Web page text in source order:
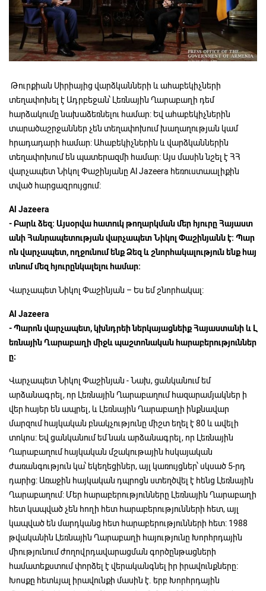
Թուրքիան Սիրիայից վարձկանների և ահաբեկիչների
տեղափոխել է Ադրբեջան՝ Լեռնային Ղարաբաղի դեմ
հարձակումը նախաձեռնելու համար: Եվ ահաբեկիչներին
տարածաշրջաններ չեն տեղափոխում խաղաղության կամ
հրադադարի համար: Ահաբեկիչներին և վարձկաններին
տեղափոխում են պատերազմի համար: Այս մասին նշել է ՀՀ
վարչապետ Նիկոլ Փաշինյանը Al Jazeera հեռուստաալիքին
տված հարցազրույցում:
Al Jazeera
-Բարևձեզ: Այսօրվա հատուկթողարկմանմեր հյուրըՀայաստ
անիՀանրապետությանվարչապետՆիկոլ Փաշինյանն է: Պար
ոնվարչապետ,ողջունումենքՁեզև շնորհակալությունենք հայ
տնումմեզ հյուրընկալելու համար:
Վարչապետ Նիկոլ Փաշինյան – Ես եմ շնորհակալ:
Al Jazeera
-Պարոնվարչապետ,կխնդրեիներկայացնեիքՀայաստանիև Լ
եռնայինՂարաբաղիմիջևպաշտոնական հարաբերություններ
ը։
Վարչապետ Նիկոլ Փաշինյան - Նախ, ցանկանում եմ
արձանագրել, որ Լեռնային Ղարաբաղում հազարամյակներ ի
վեր հայեր են ապրել, և Լեռնային Ղարաբաղի ինքնավար
մարզում հայկական բնակչությունը միշտ եղել է 80 և ավելի
տոկոս: Եվ ցանկանում եմ նաև արձանագրել, որ Լեռնային
Ղարաբաղում հայկական մշակութային հսկայական
ժառանգություն կա՝ եկեղեցիներ, այլ կառույցներ՝ սկսած 5-րդ
դարից: Առաջին հայկական դպրոցն ստեղծվել է հենց Լեռնային
Ղարաբաղում: Մեր հարաբերությունները Լեռնային Ղարաբաղի
հետ կապված չեն հողի հետ հարաբերությունների հետ, այլ
կապված են մարդկանց հետ հարաբերությունների հետ: 1988
թվականին Լեռնային Ղարաբաղի հայությունը Խորհրդային
միությունում ժողովրդավարացման գործընթացների
համատեքստում փորձել է վերականգնել իր իրավունքները։
Խոսքը հետևյալ իրավունքի մասին է. երբ Խորհրդային